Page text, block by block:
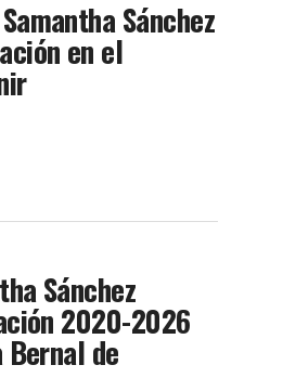
Sánchez
en el
Sánchez
2020-2026
de